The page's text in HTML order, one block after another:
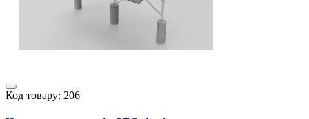
Код товару: 206